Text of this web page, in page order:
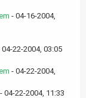
- 04-16-2004,
04-22-2004, 03:05
- 04-22-2004,
- 04-22-2004, 11:33